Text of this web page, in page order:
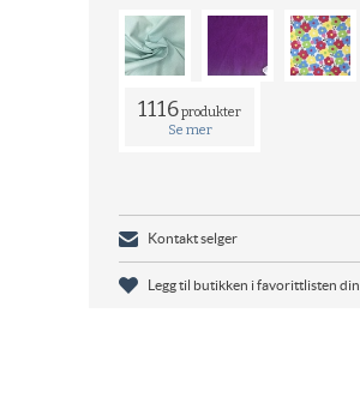
1116produkter
Se mer
Kontakt selger
Legg til butikken i favorittlisten din